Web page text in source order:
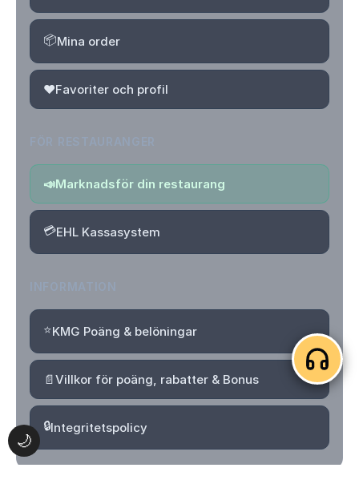
🌙
📦Mina order
❤️Favoriter och profil
📣Marknadsför din restaurang
💳EHL Kassasystem
⭐KMG Poäng & belöningar
📄Villkor för poäng, rabatter & Bonus
🔒Integritetspolicy